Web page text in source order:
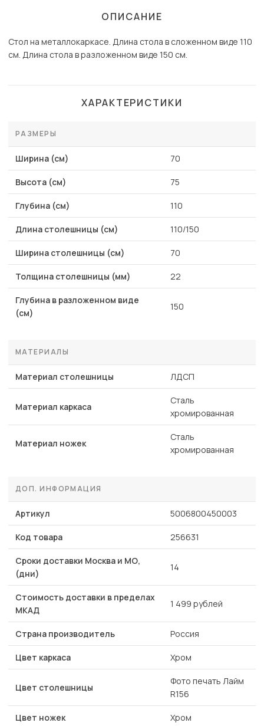
ОПИСАНИЕ
Стол на металлокаркасе. Длина стола в сложенном виде 110
см. Длина стола в разложенном виде 150 см.
ХАРАКТЕРИСТИКИ
РАЗМЕРЫ
Ширина (см) 70
Высота (см) 75
Глубина (см) 110
Длина столешницы (см) 110/150
Ширина столешницы (см) 70
Толщина столешницы (мм) 22
Глубина в разложенном виде
(см)
150
МАТЕРИАЛЫ
Материал столешницы ЛДСП
Материал каркаса
Сталь
хромированная
Материал ножек
Сталь
хромированная
ДОП. ИНФОРМАЦИЯ
Артикул 5006800450003
Код товара 256631
Сроки доставки Москва и МО,
(дни)
14
Стоимость доставки в пределах
МКАД
1 499 рублей
Страна производитель Россия
Цвет каркаса Хром
Цвет столешницы
Фото печать Лайм
R156
Цвет ножек Хром